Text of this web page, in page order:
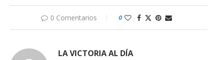
0 Comentarios 0
LA VICTORIA AL DÍA